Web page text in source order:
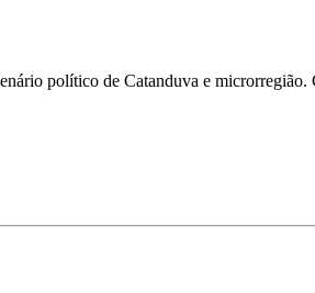
político de Catanduva e